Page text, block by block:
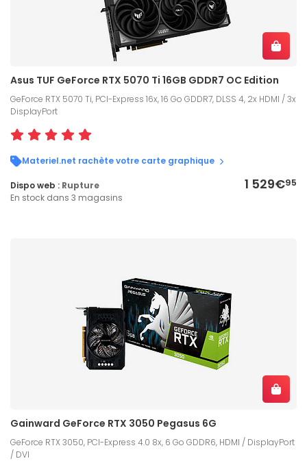
Asus TUF GeForce RTX 5070 Ti 16GB GDDR7 OC Edition
GeForce RTX 5070 Ti, PCI-Express 16x, 16 Go GDDR7, DLSS 4, 2x HDMI / 3x
DisplayPort
Materiel.net rachète votre carte graphique
1 529€95
Dispo web : Rupture
En stock dans 3 magasins
Gainward GeForce RTX 3050 Pegasus 6G
GeForce RTX 3050, PCI-Express 4.0 8x, 6 Go GDDR6, HDMI / DisplayPort
/ DVI